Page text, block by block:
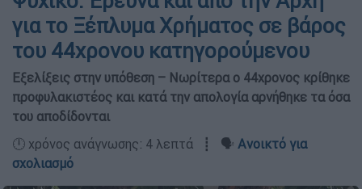
για το Ξέπλυμα Χρήματος σε βάρος
του 44χρονου κατηγορούμενου
Εξελίξεις στην υπόθεση – Νωρίτερα ο 44χρονος κρίθηκε
προφυλακιστέος και κατά την απολογία αρνήθηκε τα όσα
του αποδίδονται
🕛 χρόνος ανάγνωσης: 4 λεπτά ┋ 🗣️ Ανοικτό για
σχολιασμό